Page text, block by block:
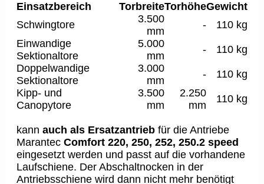
Einsatzbereich TorbreiteTorhöheGewicht
Schwingtore
3.500
mm
-
110 kg
Einwandige
Sektionaltore
5.000
mm
-
110 kg
Doppelwandige
Sektionaltore
3.000
mm
-
110 kg
Kipp- und
Canopytore
3.500
mm
2.250
mm
110 kg
kann auch als Ersatzantrieb für die Antriebe
Marantec Comfort 220, 250, 252, 250.2 speed
eingesetzt werden und passt auf die vorhandene
Laufschiene. Der Abschaltnocken in der
Antriebsschiene wird dann nicht mehr benötigt